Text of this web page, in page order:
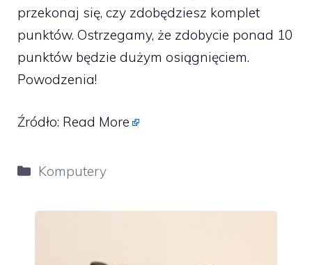
przekonaj się, czy zdobędziesz komplet
punktów. Ostrzegamy, że zdobycie ponad 10
punktów będzie dużym osiągnięciem.
Powodzenia!
Źródło: Read More
Kategorie
Komputery